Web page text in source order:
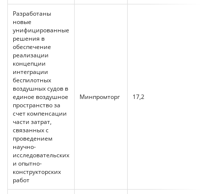
Разработаны
новые
унифицированные
решения в
обеспечение
реализации
концепции
интеграции
беспилотных
воздушных судов в
единое воздушное
пространство за
счет компенсации
части затрат,
связанных с
проведением
научно-
исследовательских
и опытно-
конструкторских
работ
Минпромторг 17,2